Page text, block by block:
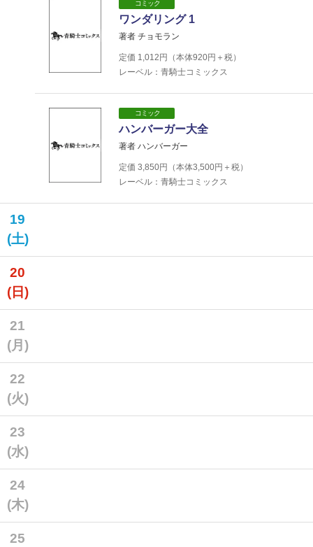
コミック
ワンダリング 1
著者 チョモラン
定価 1,012 円（本体920円＋税）
レーベル：青騎士コミックス
コミック
ハンバーガー大全
著者 ハンバーガー
定価 3,850円（本体3,500円＋税）
レーベル：青騎士コミックス
19
(土)
20
(日)
21
(月)
22
(火)
23
(水)
24
(木)
25